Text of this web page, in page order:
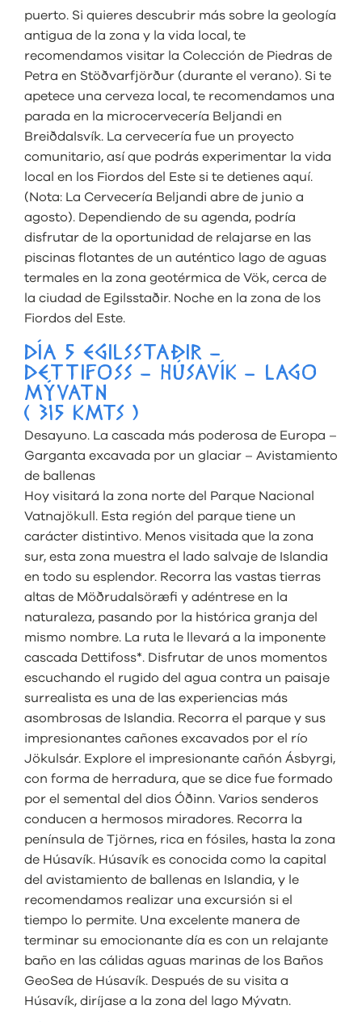
puerto. Si quieres descubrir más sobre la geología
antigua de la zona y la vida local, te
recomendamos visitar la Colección de Piedras de
Petra en Stöðvarfjörður (durante el verano). Si te
apetece una cerveza local, te recomendamos una
parada en la microcervecería Beljandi en
Breiðdalsvík. La cervecería fue un proyecto
comunitario, así que podrás experimentar la vida
local en los Fiordos del Este si te detienes aquí.
(Nota: La Cervecería Beljandi abre de junio a
agosto). Dependiendo de su agenda, podría
disfrutar de la oportunidad de relajarse en las
piscinas flotantes de un auténtico lago de aguas
termales en la zona geotérmica de Vök, cerca de
la ciudad de Egilsstaðir. Noche en la zona de los
Fiordos del Este.
DÍA 5 EGILSSTAÐIR –
DETTIFOSS – HÚSAVÍK – LAGO
MÝVATN
( 315 KMTS )
Desayuno. La cascada más poderosa de Europa –
Garganta excavada por un glaciar – Avistamiento
de ballenas
Hoy visitará la zona norte del Parque Nacional
Vatnajökull. Esta región del parque tiene un
carácter distintivo. Menos visitada que la zona
sur, esta zona muestra el lado salvaje de Islandia
en todo su esplendor. Recorra las vastas tierras
altas de Möðrudalsöræfi y adéntrese en la
naturaleza, pasando por la histórica granja del
mismo nombre. La ruta le llevará a la imponente
cascada Dettifoss*. Disfrutar de unos momentos
escuchando el rugido del agua contra un paisaje
surrealista es una de las experiencias más
asombrosas de Islandia. Recorra el parque y sus
impresionantes cañones excavados por el río
Jökulsár. Explore el impresionante cañón Ásbyrgi,
con forma de herradura, que se dice fue formado
por el semental del dios Óðinn. Varios senderos
conducen a hermosos miradores. Recorra la
península de Tjörnes, rica en fósiles, hasta la zona
de Húsavík. Húsavík es conocida como la capital
del avistamiento de ballenas en Islandia, y le
recomendamos realizar una excursión si el
tiempo lo permite. Una excelente manera de
terminar su emocionante día es con un relajante
baño en las cálidas aguas marinas de los Baños
GeoSea de Húsavík. Después de su visita a
Húsavík, diríjase a la zona del lago Mývatn.